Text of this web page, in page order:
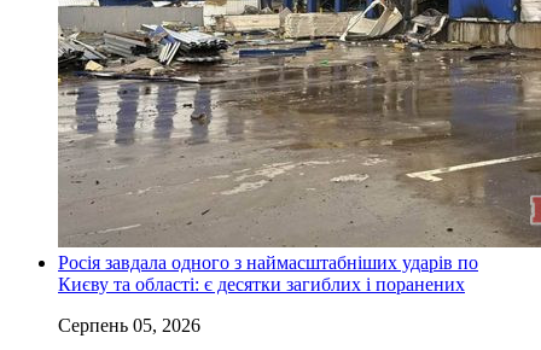
Росія завдала одного з наймасштабніших ударів по
Києву та області: є десятки загиблих і поранених
Серпень 05, 2026